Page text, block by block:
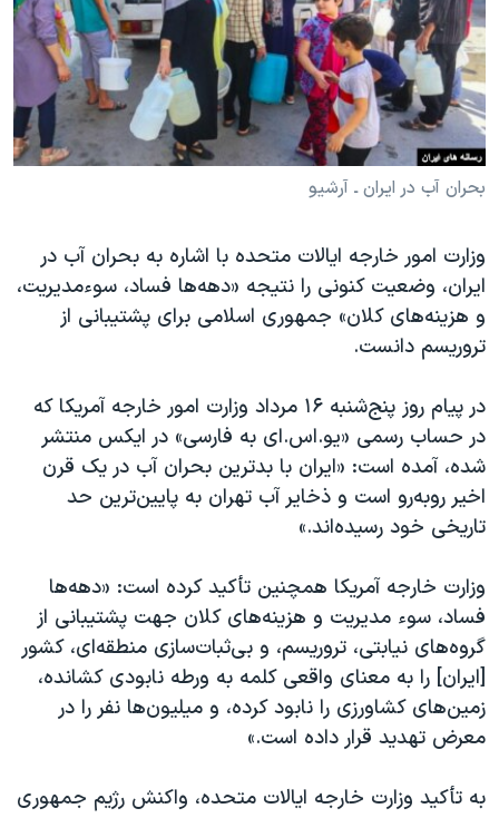
فرهنگ و زندگی
حقوق شهروندی
اقتصادی
علم و فناوری
اسرائیل در جنگ
آرشیو پخش زنده
مستندها
انتخابات ریاست جمهوری آمریکا ۲۰۲۴
حمله جمهوری اسلامی به اسرائیل
ورزش زنان در ایران
مجموعه مستندهای دادخواهی
تریبونال مردمی آبان ۹۸
دادگاه حمید نوری
قانون شفافیت دارائی کادر رهبری ایران
اعتراضات مردمی آبان ۹۸
اسرائیل در جنگ
نرگس محمدی برنده جایزه نوبل صلح
همایش محافظه‌کاران آمریکا «سی‌پک»
صفحه‌های ویژه
سفر پرزیدنت ترامپ به چین
دنبال کنید
زبانهای مختلف
بحران آب در ایران ـ آرشیو
وزارت امور خارجه ایالات متحده با اشاره به بحران آب در
ایران، وضعیت کنونی را نتیجه «دهه‌ها فساد، سوءمدیریت،
و هزینه‌های کلان» جمهوری اسلامی برای پشتیبانی از
تروریسم دانست.
در پیام روز پنج‌شنبه ۱۶ مرداد وزارت امور خارجه آمریکا که
در حساب رسمی «یو.اس.ای به فارسی» در ایکس منتشر
شده، آمده است: «ایران با بدترین بحران آب در یک قرن
اخیر روبه‌رو است و ذخایر آب تهران به پایین‌‌ترین حد
تاریخی خود رسیده‌اند.»
وزارت خارجه آمریکا همچنین تأکید کرده است: «دهه‌ها
فساد، سوء مدیریت و هزینه‌‌های کلان جهت پشتیبانی از
گروه‌های نیابتی، تروریسم، و بی‌ثبات‌سازی منطقه‌ای، کشور
[ایران] را به معنای واقعی کلمه به ورطه نابودی کشانده،
زمین‌های کشاورزی را نابود کرده، و میلیون‌ها نفر را در
معرض تهدید قرار داده است.»
به تأکید وزارت خارجه ایالات متحده، واکنش رژیم جمهوری